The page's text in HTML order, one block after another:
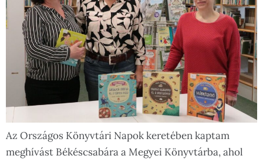
Az Országos Könyvtári Napok keretében kaptam
meghívást Békéscsabára a Megyei Könyvtárba, ahol